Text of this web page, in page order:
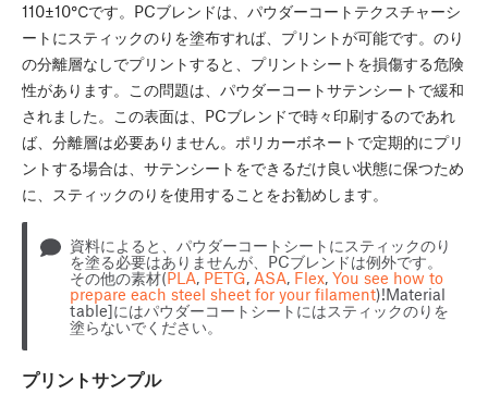
110±10℃です。PCブレンドは、パウダーコートテクスチャーシ
ートにスティックのりを塗布すれば、プリントが可能です。のり
の分離層なしでプリントすると、プリントシートを損傷する危険
性があります。この問題は、パウダーコートサテンシートで緩和
されました。この表面は、PCブレンドで時々印刷するのであれ
ば、分離層は必要ありません。ポリカーボネートで定期的にプリ
ントする場合は、サテンシートをできるだけ良い状態に保つため
に、スティックのりを使用することをお勧めします。
資料によると、パウダーコートシートにスティックのり
を塗る必要はありませんが、PCブレンドは例外です。
その他の素材(PLA, PETG, ASA, Flex, You see how to
prepare each steel sheet for your filament)!Material
table]にはパウダーコートシートにはスティックのりを
塗らないでください。
プリントサンプル